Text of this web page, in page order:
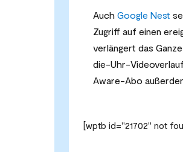
Auch Google Nest
Zugriff auf einen
verlängert das
die-Uhr-
Aware-Abo
[wptb id="21702" not